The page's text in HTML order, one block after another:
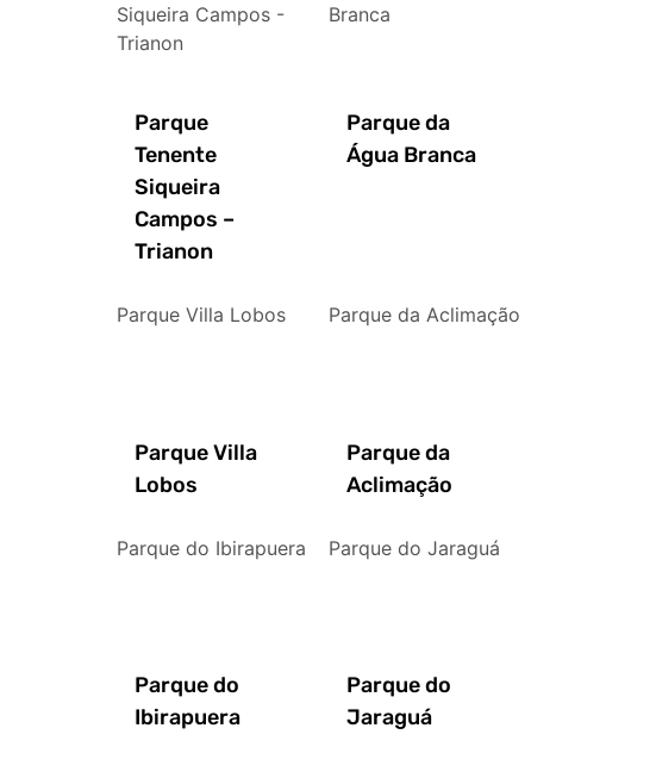
Siqueira Campos -
Trianon
Parque
Tenente
Siqueira
Campos –
Trianon
Branca
Parque da
Água Branca
Parque Villa Lobos
Parque Villa
Lobos
Parque da Aclimação
Parque da
Aclimação
Parque do Ibirapuera
Parque do
Ibirapuera
Parque do Jaraguá
Parque do
Jaraguá